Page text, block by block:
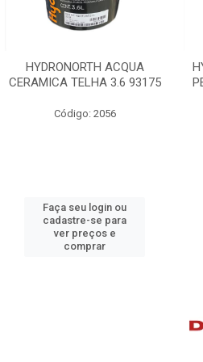
HYDRONORTH GRANFFINO
PEDRAS MARROCOS 20KG
Código: 10383 B
Faça seu login ou
cadastre-se para
ver preços e
comprar